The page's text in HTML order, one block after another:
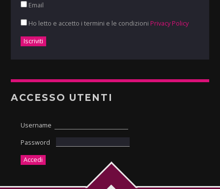
Email
Ho letto e accetto i termini e le condizioni Privacy Policy
ACCESSO UTENTI
Username
Password